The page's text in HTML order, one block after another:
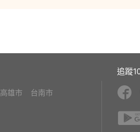
高雄市
台南市
追蹤